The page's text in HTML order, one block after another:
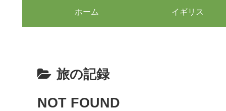
ホーム イギリス
旅の記録
NOT FOUND